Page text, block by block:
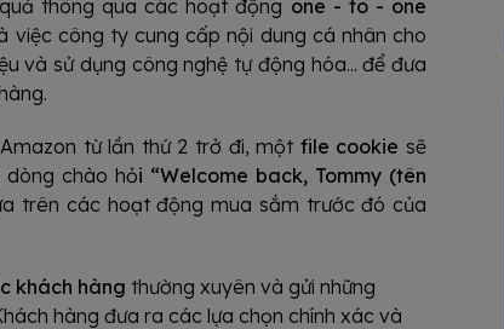
thông qua các hoạt động one - to - one
việc công ty cung cấp nội dung cá nhân cho
và sử dụng công nghệ tự động hóa... để đưa
từ lần thứ 2 trở đi, một file cookie sẽ
chào hỏi “Welcome back, Tommy (tên
trên các hoạt động mua sắm trước đó của
khách hàng thường xuyên và gửi những
hàng đưa ra các lựa chọn chính xác và